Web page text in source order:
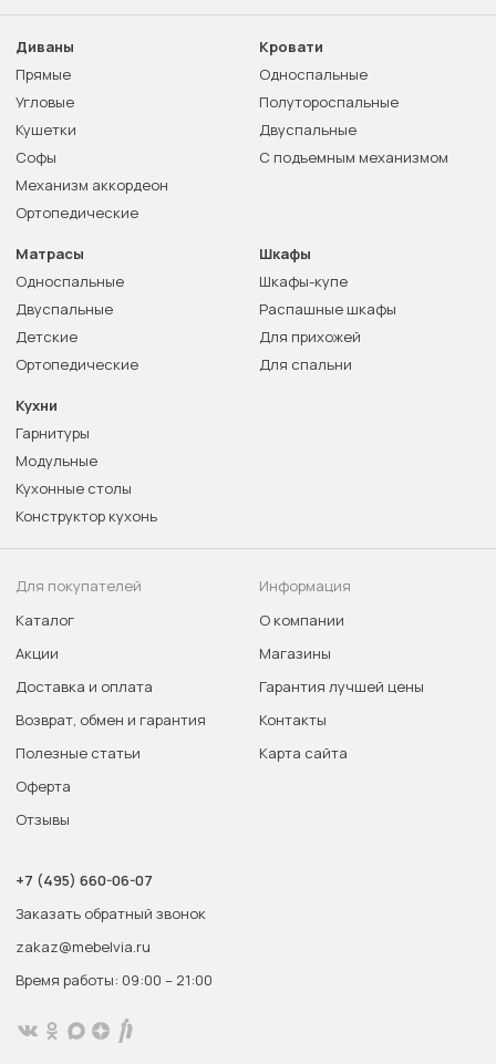
Диваны
Прямые
Угловые
Кушетки
Софы
Механизм аккордеон
Ортопедические
Кровати
Односпальные
Полутороспальные
Двуспальные
С подъемным механизмом
Матрасы
Односпальные
Двуспальные
Детские
Ортопедические
Шкафы
Шкафы-купе
Распашные шкафы
Для прихожей
Для спальни
Кухни
Гарнитуры
Модульные
Кухонные столы
Конструктор кухонь
Для покупателей
Каталог
Акции
Доставка и оплата
Возврат, обмен и гарантия
Полезные статьи
Оферта
Отзывы
Информация
О компании
Магазины
Гарантия лучшей цены
Контакты
Карта сайта
+7 (495) 660-06-07
Заказать обратный звонок
zakaz@mebelvia.ru
Время работы: 09:00 – 21:00